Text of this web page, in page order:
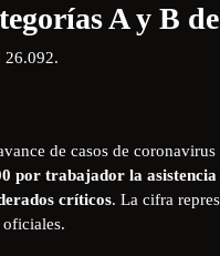
A y B
26.092.
de casos de
por trabajador la
críticos. La cifra